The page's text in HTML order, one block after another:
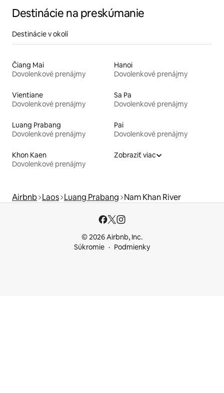
Destinácie na preskúmanie
Destinácie v okolí
Čiang Mai
Dovolenkové prenájmy
Hanoi
Dovolenkové prenájmy
Vientiane
Dovolenkové prenájmy
Sa Pa
Dovolenkové prenájmy
Luang Prabang
Dovolenkové prenájmy
Pai
Dovolenkové prenájmy
Khon Kaen
Dovolenkové prenájmy
Zobraziť viac
Airbnb Laos Luang Prabang Nam Khan River
© 2026 Airbnb, Inc.
Súkromie
Podmienky